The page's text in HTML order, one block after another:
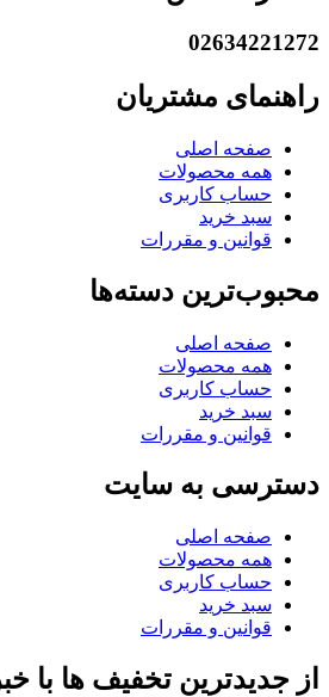
02634221272
راهنمای مشتریان
صفحه اصلی
همه محصولات
حساب کاربری
سبد خرید
قوانین و مقررات
محبوب‌ترین دسته‌ها
صفحه اصلی
همه محصولات
حساب کاربری
سبد خرید
قوانین و مقررات
دسترسی به سایت
صفحه اصلی
همه محصولات
حساب کاربری
سبد خرید
قوانین و مقررات
از جدیدترین تخفیف ها با